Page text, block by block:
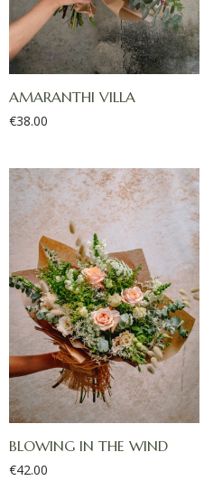
AMARANTHI VILLA
€38.00
BLOWING IN THE WIND
€42.00